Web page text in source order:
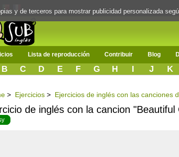
Lista de reproducción Contribuir Blog
B C D E F G H I J K
> Ejercicios > Ejercicios de inglés con las canciones
de inglés con la cancion "Beautiful
y de terceros para mostrar publicidad personalizada